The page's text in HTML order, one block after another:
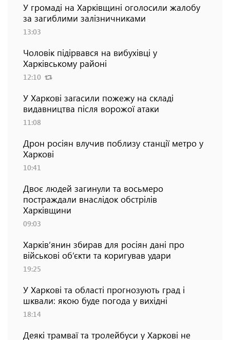
У громаді на Харківщині оголосили жалобу
за загиблими залізничниками
13:03
Чоловік підірвався на вибухівці у
Харківському районі
12:10
У Харкові загасили пожежу на складі
видавництва після ворожої атаки
11:08
Дрон росіян влучив поблизу станції метро у
Харкові
10:41
Двоє людей загинули та восьмеро
постраждали внаслідок обстрілів
Харківщини
09:03
Харків’янин збирав для росіян дані про
військові об’єкти та коригував удари
19:25
У Харкові та області прогнозують град і
шквали: якою буде погода у вихідні
18:14
Деякі трамваї та тролейбуси у Харкові не